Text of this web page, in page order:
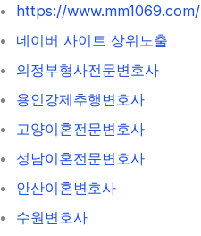
https://www.mm1069.com/
네이버 사이트 상위노출
의정부형사전문변호사
용인강제추행변호사
고양이혼전문변호사
성남이혼전문변호사
안산이혼변호사
수원변호사